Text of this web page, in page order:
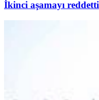
İkinci aşamayı reddetti